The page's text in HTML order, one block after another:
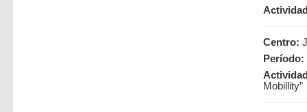
Centro:
Período:
Mobillity”